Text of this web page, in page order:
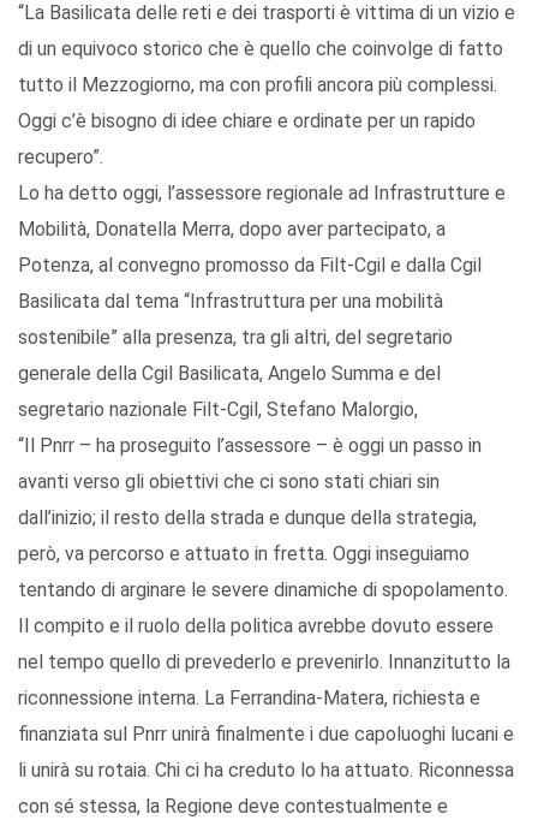
“La Basilicata delle reti e dei trasporti è vittima di un vizio e
di un equivoco storico che è quello che coinvolge di fatto
tutto il Mezzogiorno, ma con profili ancora più complessi.
Oggi c’è bisogno di idee chiare e ordinate per un rapido
recupero”.
Lo ha detto oggi, l’assessore regionale ad Infrastrutture e
Mobilità, Donatella Merra, dopo aver partecipato, a
Potenza, al convegno promosso da Filt-Cgil e dalla Cgil
Basilicata dal tema “Infrastruttura per una mobilità
sostenibile” alla presenza, tra gli altri, del segretario
generale della Cgil Basilicata, Angelo Summa e del
segretario nazionale Filt-Cgil, Stefano Malorgio,
“Il Pnrr – ha proseguito l’assessore – è oggi un passo in
avanti verso gli obiettivi che ci sono stati chiari sin
dall’inizio; il resto della strada e dunque della strategia,
però, va percorso e attuato in fretta. Oggi inseguiamo
tentando di arginare le severe dinamiche di spopolamento.
Il compito e il ruolo della politica avrebbe dovuto essere
nel tempo quello di prevederlo e prevenirlo. Innanzitutto la
riconnessione interna. La Ferrandina-Matera, richiesta e
finanziata sul Pnrr unirà finalmente i due capoluoghi lucani e
li unirà su rotaia. Chi ci ha creduto lo ha attuato. Riconnessa
con sé stessa, la Regione deve contestualmente e